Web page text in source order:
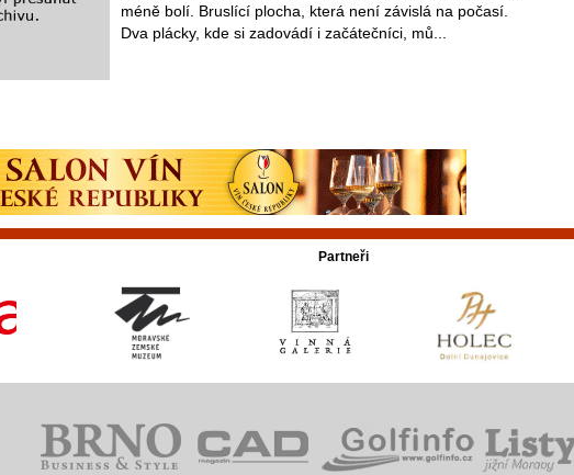
méně bolí. Bruslící plocha, která není závislá na počasí.
Dva plácky, kde si zadovádí i začátečníci, mů...
Partneři